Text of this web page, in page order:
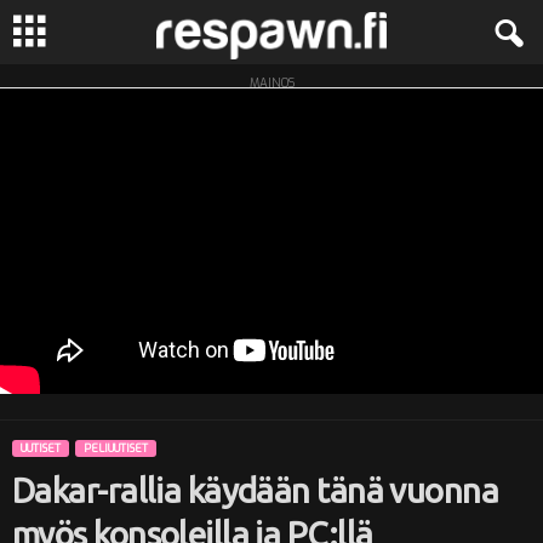
R
w
MAINOS
UUTISET PELIUUTISET
Dakar-rallia käydään tänä vuonna
myös konsoleilla ja PC:llä